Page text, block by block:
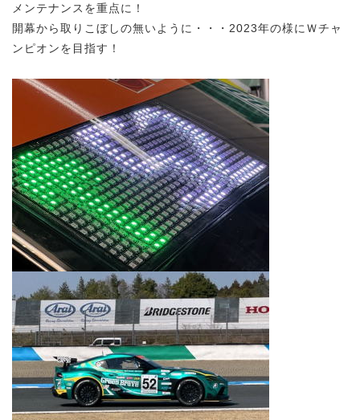
メンテナンスを重点に！
開幕から取りこぼしの無いように・・・2023年の様にＷチャ
ンピオンを目指す！